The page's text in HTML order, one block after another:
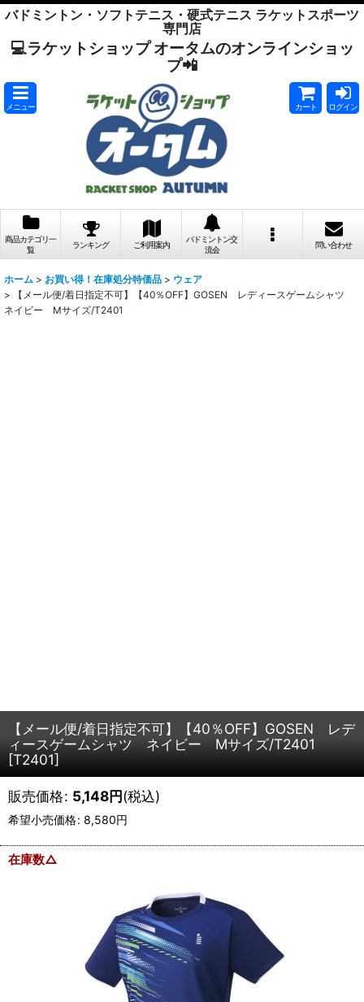
バドミントン・ソフトテニス・硬式テニス ラケットスポーツ
専門店
💻ラケットショップ オータムのオンラインショッ
プ📲
メニュー カート ログイン
商品カテゴリ一
覧
ランキング ご利用案内
バドミントン交
流会
問い合わせ
ホーム > お買い得！在庫処分特価品 > ウェア
>
【メール便/着日指定不可】【40％OFF】GOSEN レディースゲームシャツ
ネイビー Mサイズ/T2401
【メール便/着日指定不可】【40％OFF】GOSEN レデ
ィースゲームシャツ ネイビー Mサイズ/T2401
[T2401]
販売価格: 5,148円(税込)
希望小売価格: 8,580円
在庫数△